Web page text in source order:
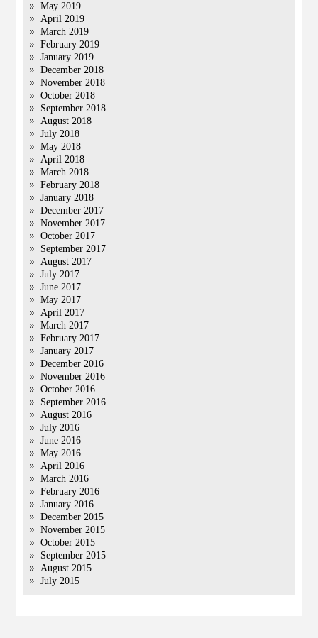
May 2019
April 2019
March 2019
February 2019
January 2019
December 2018
November 2018
October 2018
September 2018
August 2018
July 2018
May 2018
April 2018
March 2018
February 2018
January 2018
December 2017
November 2017
October 2017
September 2017
August 2017
July 2017
June 2017
May 2017
April 2017
March 2017
February 2017
January 2017
December 2016
November 2016
October 2016
September 2016
August 2016
July 2016
June 2016
May 2016
April 2016
March 2016
February 2016
January 2016
December 2015
November 2015
October 2015
September 2015
August 2015
July 2015